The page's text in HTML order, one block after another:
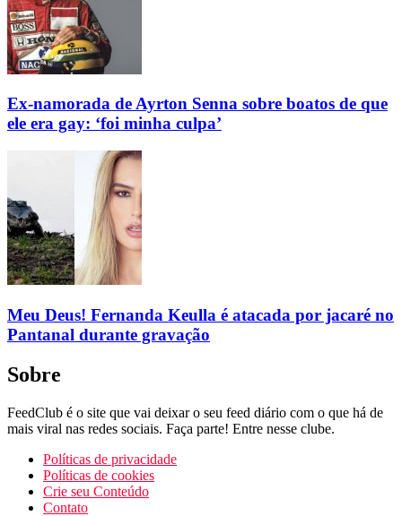
Ex-namorada de Ayrton Senna sobre boatos de que
ele era gay: ‘foi minha culpa’
Meu Deus! Fernanda Keulla é atacada por jacaré no
Pantanal durante gravação
Sobre
FeedClub é o site que vai deixar o seu feed diário com o que há de
mais viral nas redes sociais. Faça parte! Entre nesse clube.
Políticas de privacidade
Políticas de cookies
Crie seu Conteúdo
Contato